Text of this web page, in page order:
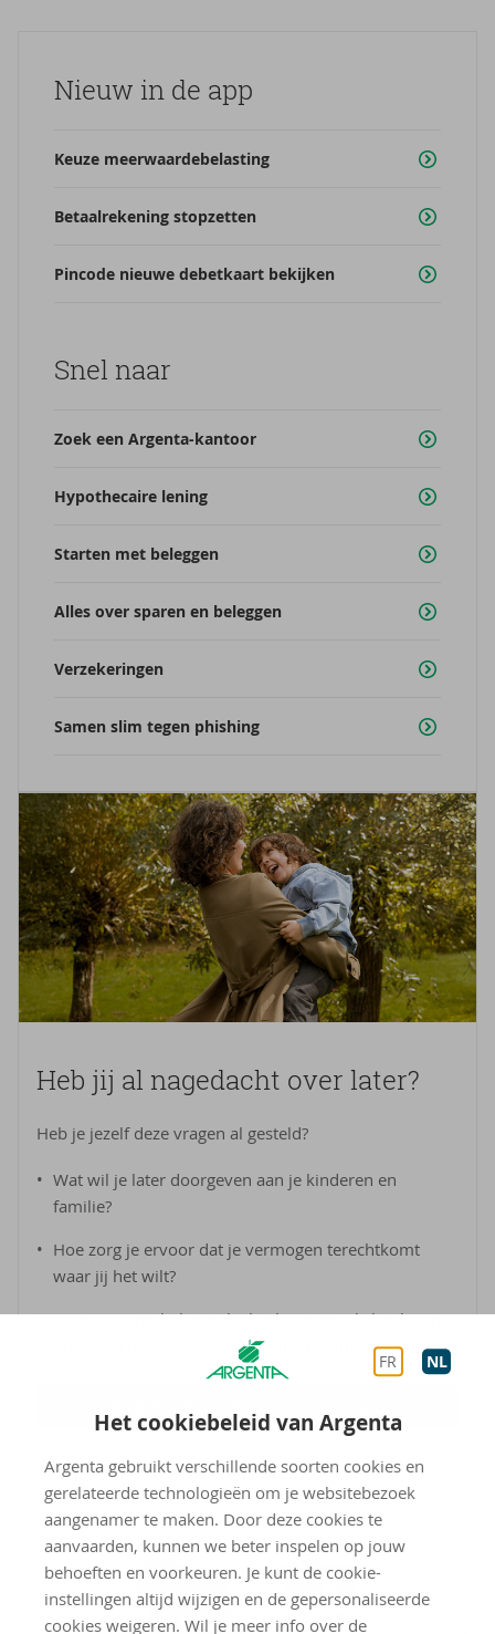
FR NL
Het cookiebeleid van Argenta
Argenta gebruikt verschillende soorten cookies en
gerelateerde technologieën om je websitebezoek
aangenamer te maken. Door deze cookies te
aanvaarden, kunnen we beter inspelen op jouw
behoeften en voorkeuren. Je kunt de cookie-
instellingen altijd wijzigen en de gepersonaliseerde
cookies weigeren. Wil je meer info over de
Nieuw in de app
Keuze meerwaardebelasting
Betaalrekening stopzetten
Pincode nieuwe debetkaart bekijken
Snel naar
Zoek een Argenta-kantoor
Hypothecaire lening
Starten met beleggen
Alles over sparen en beleggen
Verzekeringen
Samen slim tegen phishing
Heb jij al na­ge­dacht over later?
Heb je jezelf deze vragen al gesteld?
Wat wil je later doorgeven aan je kinderen en
familie?
Hoe zorg je ervoor dat je vermogen terechtkomt
waar jij het wilt?
En wie neemt belangrijke beslissingen als het leven
onverwacht een andere wending neemt?